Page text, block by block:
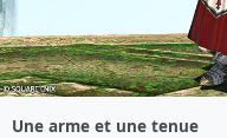
Une arme et une tenue